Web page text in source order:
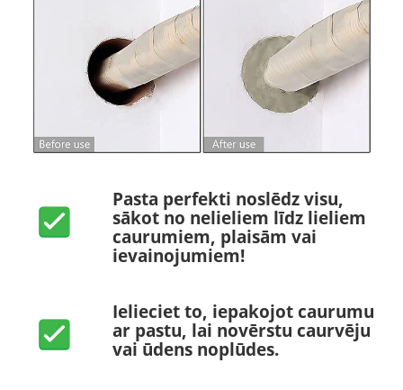
Pasta perfekti noslēdz visu,
sākot no nelieliem līdz lieliem
caurumiem, plaisām vai
ievainojumiem!
Ielieciet to, iepakojot caurumu
ar pastu, lai novērstu caurvēju
vai ūdens noplūdes.